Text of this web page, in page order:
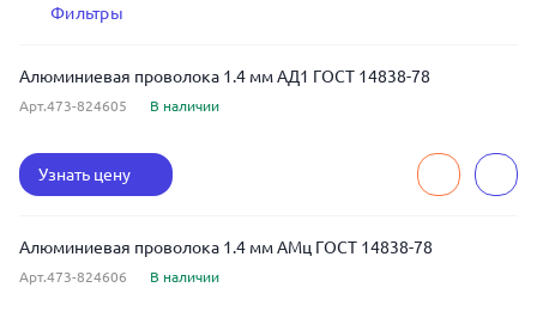
Фильтры
Алюминиевая проволока 1.4 мм АД1 ГОСТ 14838-78
Арт.473-824605 В наличии
Узнать цену
Алюминиевая проволока 1.4 мм АМц ГОСТ 14838-78
Арт.473-824606 В наличии